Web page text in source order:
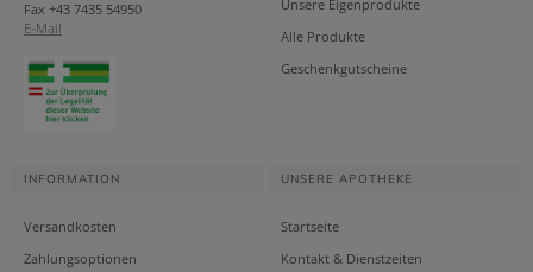
Fax +43 7435 54950
E-Mail
Unsere Eigenprodukte
Alle Produkte
Geschenkgutscheine
INFORMATION
Versandkosten
Zahlungsoptionen
UNSERE APOTHEKE
Startseite
Kontakt & Dienstzeiten